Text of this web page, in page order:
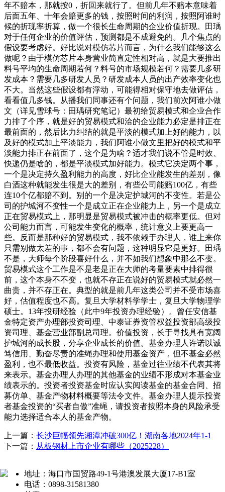
年不赔本，那就按0，折回来就行了。但前几年不赔本意味着
后面五年、十年会赔更多的钱，按照时间的利润，按照阿谁时
候的折现率折算，做一个很长生命周期的企业价值折现。田瑀
对于任何企业的价值评估，预测都是不成避免的。几个焦点的
假设要考虑好。好比说对模仿芯片而言，为什么我们能够这么
做呢？由于模仿芯片本身营业简直定性相对高，就是大要推出
料号平均的生命周期若何？料号的市场规模若何？需要几多研
发成本？需要几多研发人员？研发成本人员的出产效率变化也
不大。当然这些假设都有浮动，可能得相对保守地去做评估，
看看值几多钱。从播我们同事还有个问题，我们前次阿谁小做
文（详见雪球号：田瑀研究笔记）最初给贸易模式和企业合作
力排了个序，就是好的贸易模式和洽的企业能力必定是排正在
最前面的，然后比力纠结的就是平淡的模式加上好的能力，以
及好的模式加上平淡能力，我们阿谁小做文里把好的模式和平
淡能力排正在前面了，这个是为啥？适才我们说不管是时效、
快递仍是啥的，都是平淡模式加好能力。模式它决定两个事，
一个是决定持久盈利能力的高度，好比企业能发生的差别，像
白酒这种就能发生很是大的差别，有些公司能赔100亿，有些
连10个亿都赔不到。别的一个是决定护城河的不变性。若是公
司的护城河不变性一个是成立正在企业能力上，另一个是成立
正在贸易模式上，那明显是贸易模式被冲击的概率更低。但对
公司能力而言，可能发生变化的概率，统计意义上要更高一
些。反而是那种好的贸易模式，我不依赖于办理人，谁上来你
只需别做太差的事，都不会有问题，这种明显它是更好。田瑀
不是，大师每个阶段喜好什么，并不如我们想象中那么不变。
贸易模式这个工作是不是老是正在大师的考量要素中排得很
前，这个本身不不变，也就不存正在说好的贸易模式就必然一
曲贵，并不存正在。典型的就是前几年这类公司并不受市场喜
好，估值程度也不高。复旦大学材料学学士，复旦大学物理学
硕士。13年投研经验（此中9年投资办理经验）。曾任安信基
金特定资产办理部投资司理、中泰证券资管权益投资部高级投
资司理、基金营业部副总司理。价值投资，长于寻找具有宽阔
护城河的成长股，分享企业成长的价值。基金办理人许诺以诚
笃信用、勤奋尽责的准绳办理和使用基金资产，但不基金必然
盈利，也不最低收益。投资有风险，基金过往业绩不代表其将
来表示。基金办理人办理的其他基金的业绩不形成对本基金业
绩表示的。投资者投资基金时应认实阅读基金的基金合同、招
募仿单、基金产物材料概要等法令文件。基金办理人提示投资
者基金投资的“买者自傲”准绳，请投资者按照本身的风险承受
能力选择适合本人的基金产物。
上一篇： 长沙巨幅领先湘潭冲破300亿！湖南各地2024年1-1
下一篇： 从板钢材上市企业有哪些（2025228）
地址：海口市国贸路49-1号港澳发展大厦17-B1室
电话：0898-31581380